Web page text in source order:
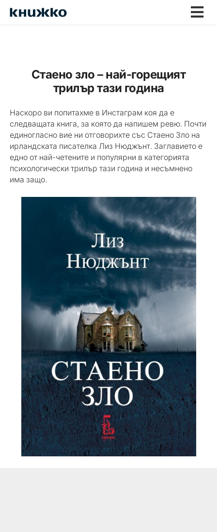
Стаено зло – най-горещият
трилър тази година
Наскоро ви попитахме в Инстаграм коя да е
следващата книга, за която да напишем ревю. Почти
единогласно вие ни отговорихте със Стаено Зло на
ирландската писателка Лиз Нюджънт. Заглавието е
едно от най-четените и популярни в категорията
психологически трилър тази година и несъмнено
има защо.